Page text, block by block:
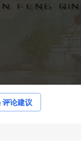
评论建议